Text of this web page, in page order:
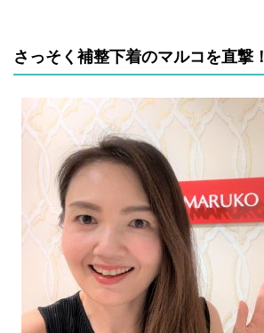
さっそく補整下着のマルコを直撃！